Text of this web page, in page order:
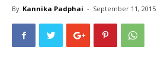
By Kannika Padphai - September 11, 2015